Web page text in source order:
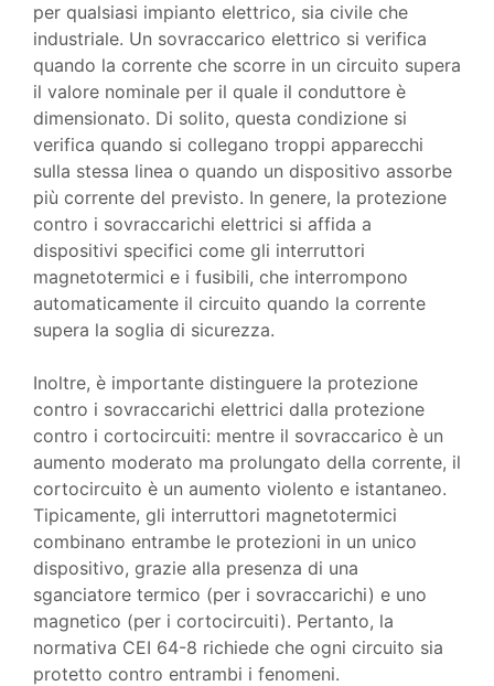
per qualsiasi impianto elettrico, sia civile che
industriale. Un sovraccarico elettrico si verifica
quando la corrente che scorre in un circuito supera
il valore nominale per il quale il conduttore è
dimensionato. Di solito, questa condizione si
verifica quando si collegano troppi apparecchi
sulla stessa linea o quando un dispositivo assorbe
più corrente del previsto. In genere, la protezione
contro i sovraccarichi elettrici si affida a
dispositivi specifici come gli interruttori
magnetotermici e i fusibili, che interrompono
automaticamente il circuito quando la corrente
supera la soglia di sicurezza.
Inoltre, è importante distinguere la protezione
contro i sovraccarichi elettrici dalla protezione
contro i cortocircuiti: mentre il sovraccarico è un
aumento moderato ma prolungato della corrente, il
cortocircuito è un aumento violento e istantaneo.
Tipicamente, gli interruttori magnetotermici
combinano entrambe le protezioni in un unico
dispositivo, grazie alla presenza di una
sganciatore termico (per i sovraccarichi) e uno
magnetico (per i cortocircuiti). Pertanto, la
normativa CEI 64-8 richiede che ogni circuito sia
protetto contro entrambi i fenomeni.